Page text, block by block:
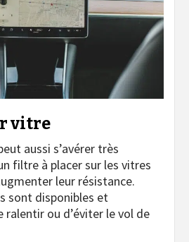
vitre
aussi s’avérer très
filtre à placer sur les vitres
leur résistance.
sont disponibles et
ou d’éviter le vol de